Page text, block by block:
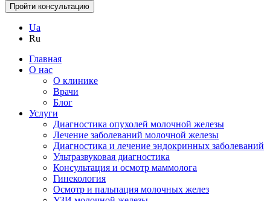
Пройти консультацию
Ua
Ru
Главная
О нас
О клинике
Врачи
Блог
Услуги
Диагностика опухолей молочной железы
Лечение заболеваний молочной железы
Диагностика и лечение эндокринных заболеваний
Ультразвуковая диагностика
Консультация и осмотр маммолога
Гинекология
Осмотр и пальпация молочных желез